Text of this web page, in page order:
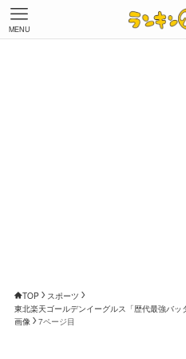
MENU
TOP
スポーツ
東北楽天ゴールデンイーグルス「歴代最強バ
画像
7ページ目